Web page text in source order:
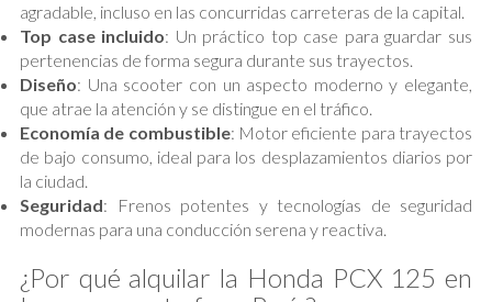
agradable, incluso en las concurridas carreteras de la capital.
Top case incluido: Un práctico top case para guardar sus
pertenencias de forma segura durante sus trayectos.
Diseño: Una scooter con un aspecto moderno y elegante,
que atrae la atención y se distingue en el tráfico.
Economía de combustible: Motor eficiente para trayectos
de bajo consumo, ideal para los desplazamientos diarios por
la ciudad.
Seguridad: Frenos potentes y tecnologías de seguridad
modernas para una conducción serena y reactiva.
¿Por qué alquilar la Honda PCX 125 en